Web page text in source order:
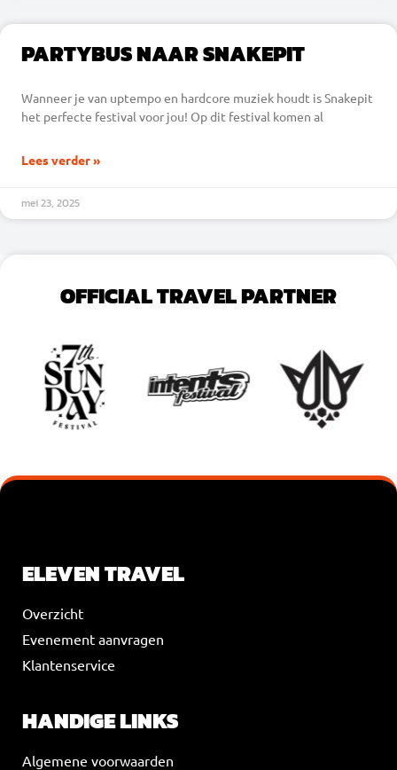
PARTYBUS NAAR SNAKEPIT
Wanneer je van uptempo en hardcore muziek houdt is Snakepit
het perfecte festival voor jou! Op dit festival komen al
Lees verder »
mei 23, 2025
OFFICIAL TRAVEL PARTNER
ELEVEN TRAVEL
Overzicht
Evenement aanvragen
Klantenservice
HANDIGE LINKS
Algemene voorwaarden